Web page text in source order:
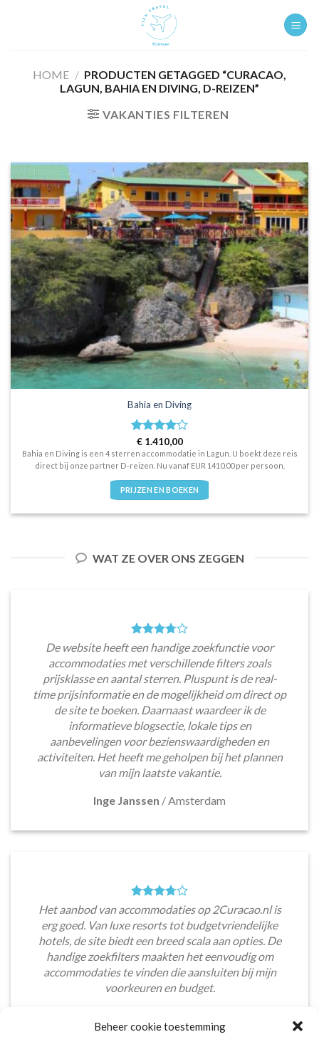
Beheer cookie toestemming
HOME / PRODUCTEN GETAGGED “CURACAO,
LAGUN, BAHIA EN DIVING, D-REIZEN”
VAKANTIES FILTEREN
Bahia en Diving
Waardering
4uit 5
€1.410,00
Bahia en Diving is een 4 sterren accommodatie in Lagun. U boekt deze reis
direct bij onze partner D-reizen. Nu vanaf EUR 1410.00 per persoon.
PRIJZEN EN BOEKEN
WAT ZE OVER ONS ZEGGEN
De website heeft een handige zoekfunctie voor
accommodaties met verschillende filters zoals
prijsklasse en aantal sterren. Pluspunt is de real-
time prijsinformatie en de mogelijkheid om direct op
de site te boeken. Daarnaast waardeer ik de
informatieve blogsectie, lokale tips en
aanbevelingen voor bezienswaardigheden en
activiteiten. Het heeft me geholpen bij het plannen
van mijn laatste vakantie.
Inge Janssen /Amsterdam
Het aanbod van accommodaties op 2Curacao.nl is
erg goed. Van luxe resorts tot budgetvriendelijke
hotels, de site biedt een breed scala aan opties. De
handige zoekfilters maakten het eenvoudig om
accommodaties te vinden die aansluiten bij mijn
voorkeuren en budget.